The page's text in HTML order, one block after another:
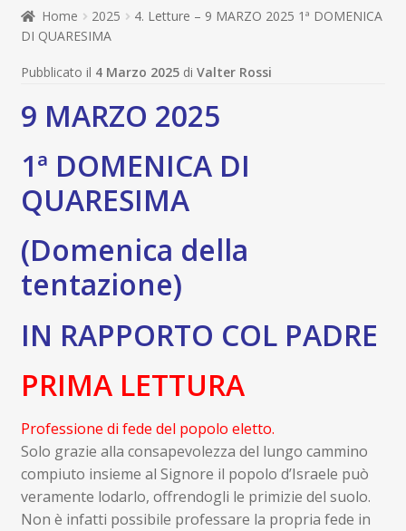
Contatti
Don Bosco
Home 2025
4. Letture – 9 MARZO 2025 1ª DOMENICA
DI QUARESIMA
Pubblicato il 4 Marzo 2025 di Valter Rossi
9 MARZO 2025
1ª DOMENICA DI
QUARESIMA
(Domenica della
tentazione)
IN RAPPORTO COL PADRE
PRIMA LETTURA
Professione di fede del popolo eletto.
Solo grazie alla consapevolezza del lungo cammino
compiuto insieme al Signore il popolo d’Israele può
veramente lodarlo, offrendogli le primizie del suolo.
Non è infatti possibile professare la propria fede in